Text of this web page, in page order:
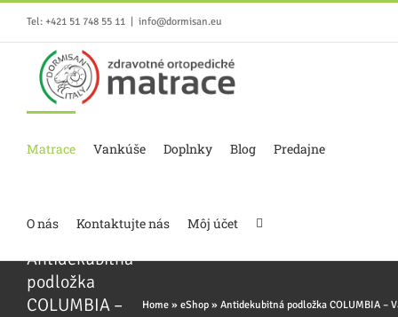
content
Tel: +421 51 748 55 11 info@dormisan.eu
Matrace Vankúše Doplnky Blog Predajne
O nás Kontaktujte nás Môj účet
Antidekubitná
podložka
COLUMBIA –
Home » eShop » Antidekubitná podložka COLUMBIA –